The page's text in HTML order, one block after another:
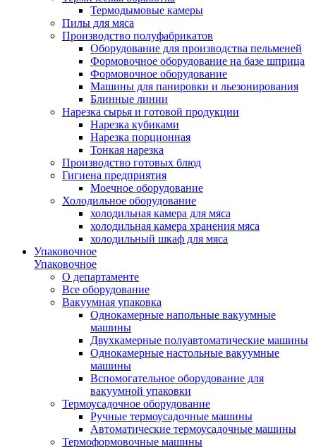
Термодымовые камеры
Пилы для мяса
Производство полуфабрикатов
Оборудование для производства пельменей
Формовочное оборудование на базе шприца
Формовочное оборудование
Машины для панировки и льезонирования
Блинные линии
Нарезка сырья и готовой продукции
Нарезка кубиками
Нарезка порционная
Тонкая нарезка
Производство готовых блюд
Гигиена предприятия
Моечное оборудование
Холодильное оборудование
холодильная камера для мяса
холодильная камера хранения мяса
холодильный шкаф для мяса
Упаковочное
Упаковочное
О департаменте
Все оборудование
Вакуумная упаковка
Однокамерные напольные вакуумные
машины
Двухкамерные полуавтоматические машины
Однокамерные настольные вакуумные
машины
Вспомогательное оборудование для
вакуумной упаковки
Термоусадочное оборудование
Ручные термоусадочные машины
Автоматические термоусадочные машины
Термоформовочные машины